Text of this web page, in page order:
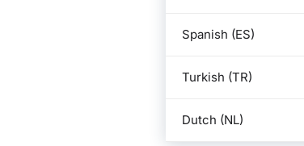
Spanish (ES)
Turkish (TR)
Dutch (NL)